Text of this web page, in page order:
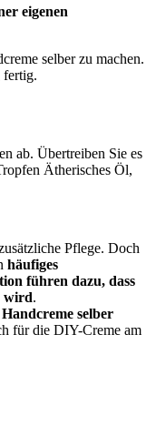
eigenen
selber zu machen.
ab. Übertreiben Sie es
Ätherisches Öl,
Pflege. Doch
häufiges
führen dazu, dass
wird.
selber
für die DIY-Creme am